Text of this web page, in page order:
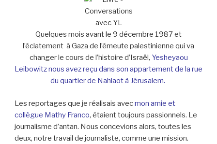
Quelques mois avant le 9 décembre 1987 et
l’éclatement à Gaza de l’émeute palestinienne qui va
changer le cours de l’histoire d’Israël, Yesheyaou
Leibowitz nous avez reçu dans son appartement de la rue
du quartier de Nahlaot à Jérusalem.
Les reportages que je réalisais avecmon amie et
collègue Mathy Franco, étaient toujours passionnels. Le
journalisme d’antan. Nous concevions alors, toutes les
deux, notre travail de journaliste, comme une mission.